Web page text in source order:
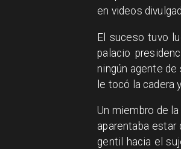
en videos
El suceso tuvo
palacio
ningún agente
le tocó la cadera
Un miembro de
aparentaba estar
gentil hacia el